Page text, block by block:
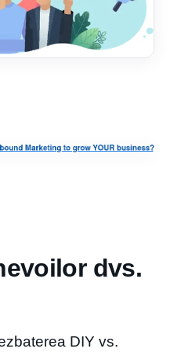
dvs.
DIY vs.